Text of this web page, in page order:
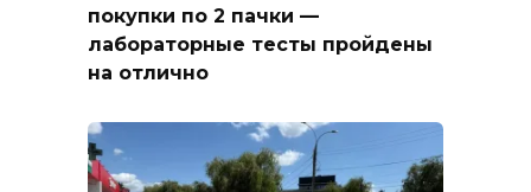
покупки по 2 пачки —
лабораторные тесты пройдены
на отлично